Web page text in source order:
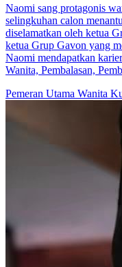
Naomi sang protagonis
selingkuhan calon
diselamatkan oleh ketua
ketua Grup Gavon yang
Naomi mendapatkan
Wanita, Pembalasan,
Pemeran Utama Wanita